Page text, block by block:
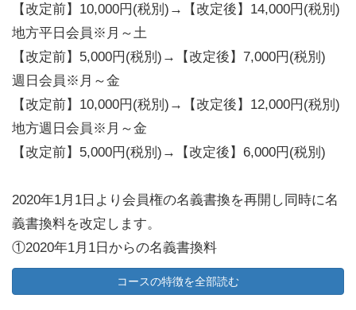
【改定前】10,000円(税別)→【改定後】14,000円(税別)
地方平日会員※月～土
【改定前】5,000円(税別)→【改定後】7,000円(税別)
週日会員※月～金
【改定前】10,000円(税別)→【改定後】12,000円(税別)
地方週日会員※月～金
【改定前】5,000円(税別)→【改定後】6,000円(税別)
2020年1月1日より会員権の名義書換を再開し同時に名
義書換料を改定します。
①2020年1月1日からの名義書換料
一般書換
【正会員】200,000円(税別) 【平日・週日会員】
コースの特徴を全部読む